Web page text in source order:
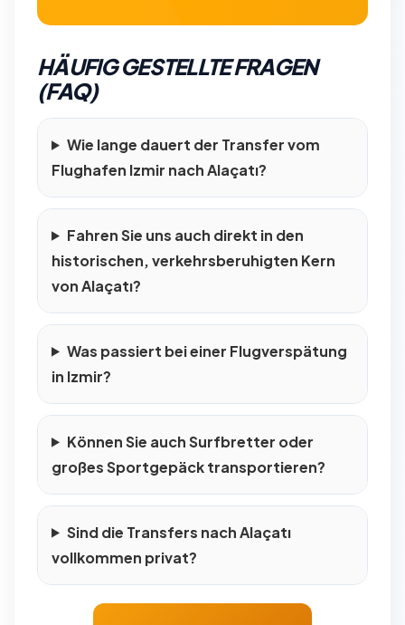
HÄUFIG GESTELLTE FRAGEN
(FAQ)
Wie lange dauert der Transfer vom
Flughafen Izmir nach Alaçatı?
Fahren Sie uns auch direkt in den
historischen, verkehrsberuhigten Kern
von Alaçatı?
Was passiert bei einer Flugverspätung
in Izmir?
Können Sie auch Surfbretter oder
großes Sportgepäck transportieren?
Sind die Transfers nach Alaçatı
vollkommen privat?